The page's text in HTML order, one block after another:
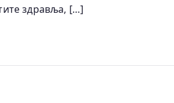
здравља, […]